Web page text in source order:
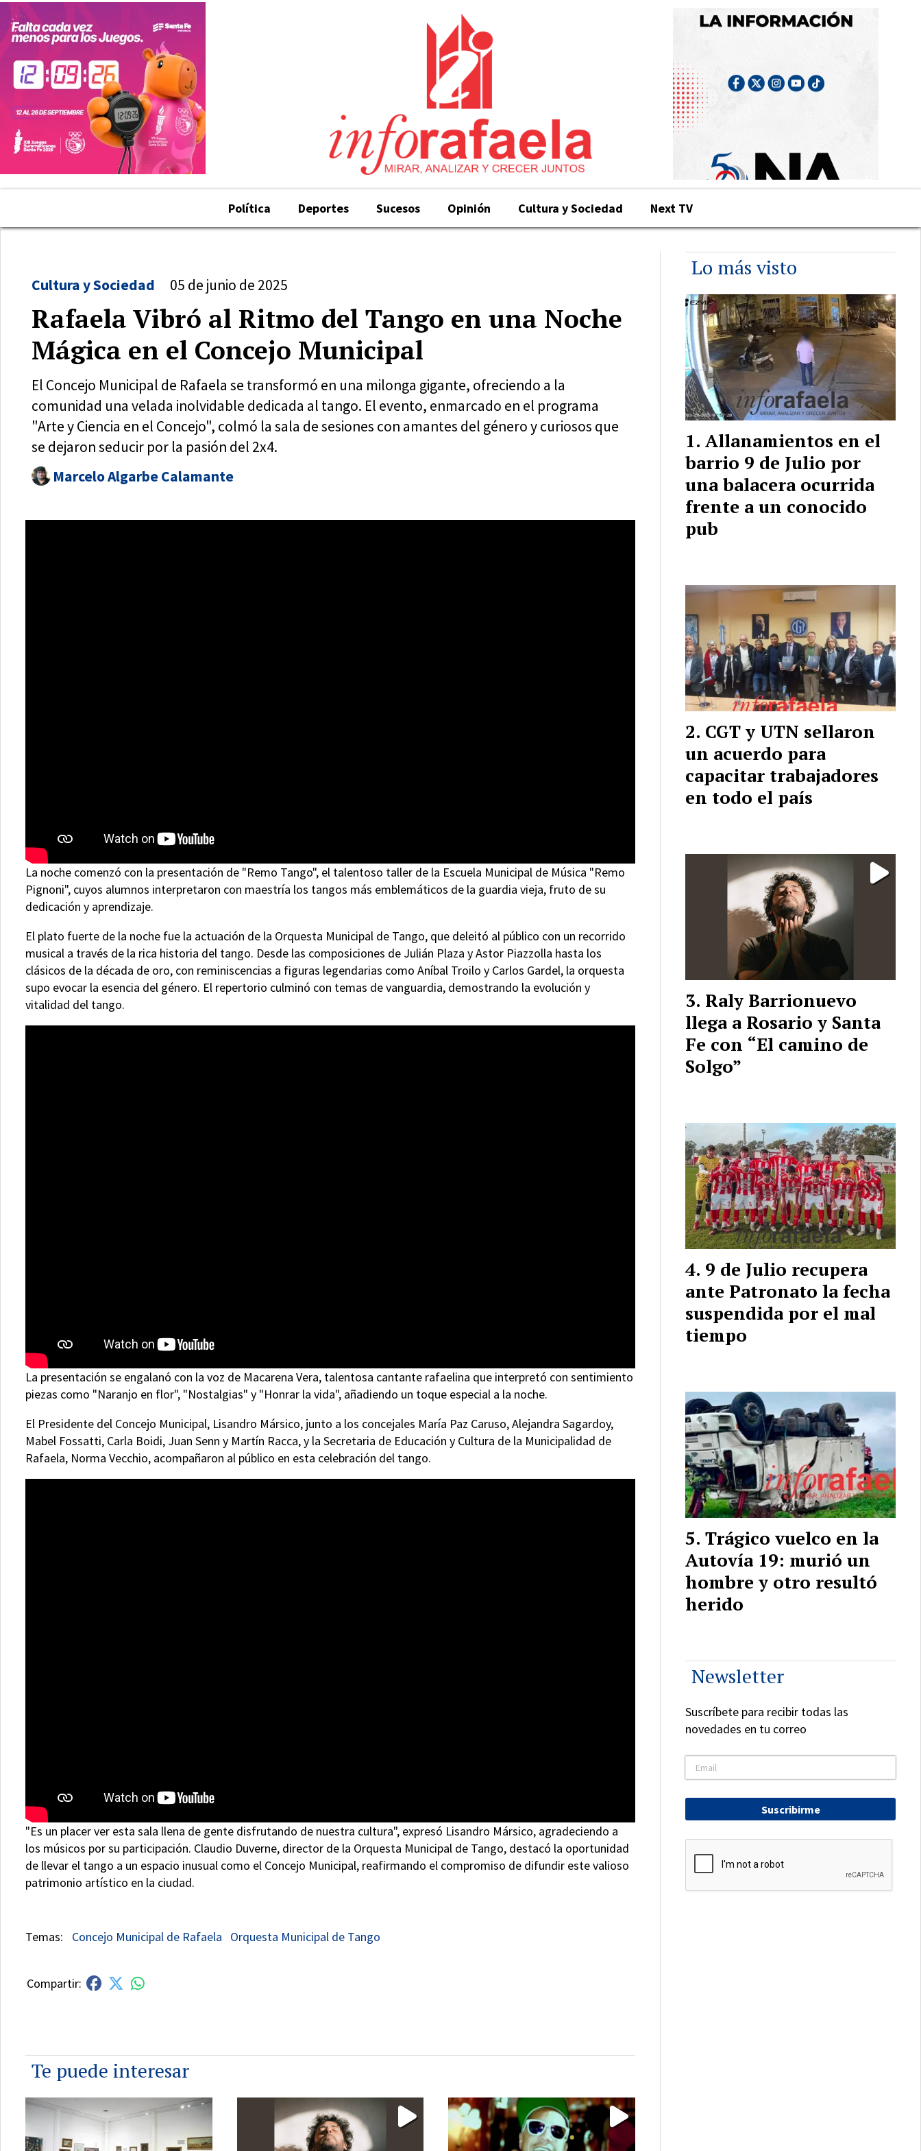
Política Deportes Sucesos Opinión Cultura y Sociedad Next TV
Rafaela Vibró al Ritmo del Tango en una Noche
Mágica en el Concejo Municipal
El Concejo Municipal de Rafaela se transformó en una milonga gigante, ofreciendo a la
comunidad una velada inolvidable dedicada al tango. El evento, enmarcado en el programa
"Arte y Ciencia en el Concejo", colmó la sala de sesiones con amantes del género y curiosos que
se dejaron seducir por la pasión del 2x4.
Cultura y Sociedad 05 de junio de 2025
Marcelo Algarbe Calamante
La noche comenzó con la presentación de "Remo Tango", el talentoso taller de la Escuela Municipal de Música "Remo
Pignoni", cuyos alumnos interpretaron con maestría los tangos más emblemáticos de la guardia vieja, fruto de su
dedicación y aprendizaje.
El plato fuerte de la noche fue la actuación de la Orquesta Municipal de Tango, que deleitó al público con un recorrido
musical a través de la rica historia del tango. Desde las composiciones de Julián Plaza y Astor Piazzolla hasta los
clásicos de la década de oro, con reminiscencias a figuras legendarias como Aníbal Troilo y Carlos Gardel, la orquesta
supo evocar la esencia del género. El repertorio culminó con temas de vanguardia, demostrando la evolución y
vitalidad del tango.
La presentación se engalanó con la voz de Macarena Vera, talentosa cantante rafaelina que interpretó con sentimiento
piezas como "Naranjo en flor", "Nostalgias" y "Honrar la vida", añadiendo un toque especial a la noche.
El Presidente del Concejo Municipal, Lisandro Mársico, junto a los concejales María Paz Caruso, Alejandra Sagardoy,
Mabel Fossatti, Carla Boidi, Juan Senn y Martín Racca, y la Secretaria de Educación y Cultura de la Municipalidad de
Rafaela, Norma Vecchio, acompañaron al público en esta celebración del tango.
"Es un placer ver esta sala llena de gente disfrutando de nuestra cultura", expresó Lisandro Mársico, agradeciendo a
los músicos por su participación. Claudio Duverne, director de la Orquesta Municipal de Tango, destacó la oportunidad
de llevar el tango a un espacio inusual como el Concejo Municipal, reafirmando el compromiso de difundir este valioso
patrimonio artístico en la ciudad.
Concejo Municipal de Rafaela Orquesta Municipal de Tango
Te puede interesar
Lo más visto
Allanamientos en el
barrio 9 de Julio por
una balacera ocurrida
frente a un conocido
pub
CGT y UTN sellaron
un acuerdo para
capacitar trabajadores
en todo el país
Raly Barrionuevo
llega a Rosario y Santa
Fe con “El camino de
Solgo”
9 de Julio recupera
ante Patronato la fecha
suspendida por el mal
tiempo
Trágico vuelco en la
Autovía 19: murió un
hombre y otro resultó
herido
Newsletter
Suscríbete para recibir todas las
novedades en tu correo
Suscribirme